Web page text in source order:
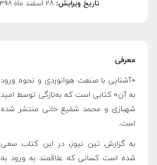
تاریخ ویرایش: ۲۸ اسفند ماه ۱۳۹۸
معرفی
«آشنایی با صنعت هوانوردی و نحوه ورود
به آن» کتابی است که به‌تازگی توسط امید
شهبازی و محمد شفیع خانی منتشر شده
است.
به گزارش تین نیوز، در این کتاب سعی
شده است کسانی که علاقمند به ورود به